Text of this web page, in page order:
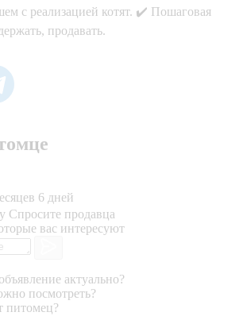
с реализацией котят. ✔️ Пошаговая
продавать.
6 дней
Спросите продавца
вас интересуют
актуально?
посмотреть?
питомец?